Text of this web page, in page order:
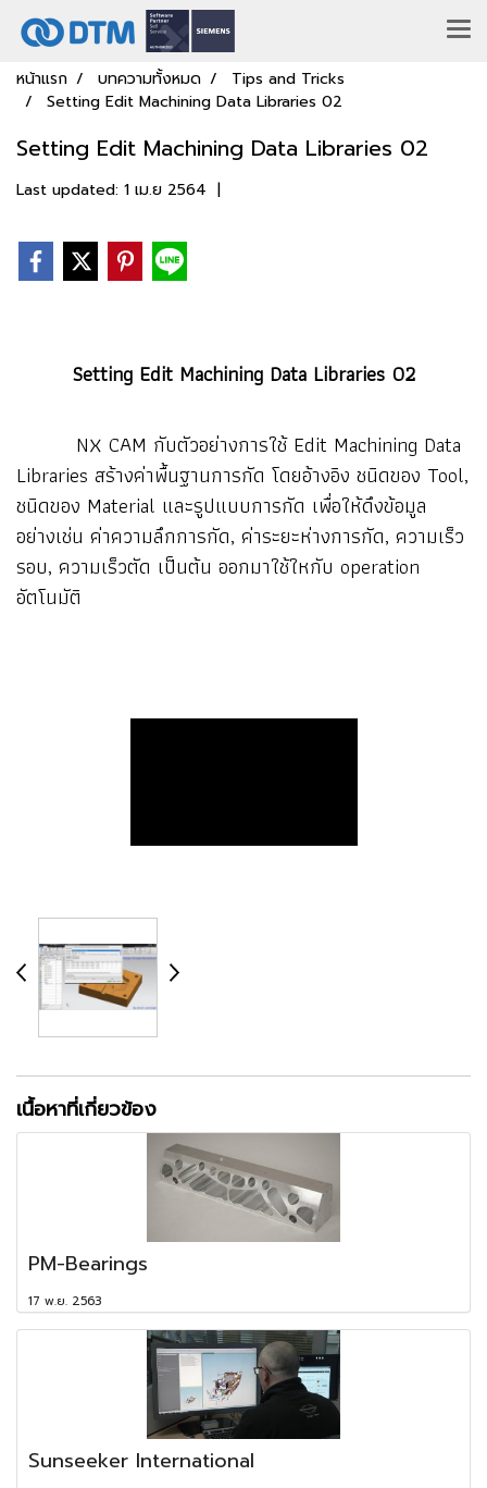
หน้าแรก บทความทั้งหมด
Tips and Tricks
Setting Edit Machining Data Libraries 02
Setting Edit Machining Data Libraries 02
Last updated: 1 เม.ย 2564 |
Setting Edit Machining Data Libraries 02
NX CAM กับตัวอย่างการใช้ Edit Machining Data
Libraries สร้างค่าพื้นฐานการกัด โดยอ้างอิง ชนิดของ Tool,
ชนิดของ Material และรูปแบบการกัด เพื่อให้ดึงข้อมูล
อย่างเช่น ค่าความลึกการกัด, ค่าระยะห่างการกัด, ความเร็ว
รอบ, ความเร็วตัด เป็นต้น ออกมาใช้ใหกับ operation
อัตโนมัติ
เนื้อหาที่เกี่ยวข้อง
PM-Bearings
17 พ.ย. 2563
Sunseeker International